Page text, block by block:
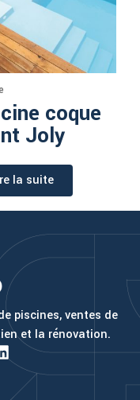
coque
Joly
la suite
piscines, ventes de
et la rénovation.
L